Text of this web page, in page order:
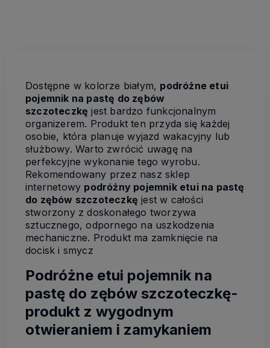
Dostępne w kolorze białym, podróżne etui
pojemnik na pastę do zębów
szczoteczkę jest bardzo funkcjonalnym
organizerem. Produkt ten przyda się każdej
osobie, która planuje wyjazd wakacyjny lub
służbowy. Warto zwrócić uwagę na
perfekcyjne wykonanie tego wyrobu.
Rekomendowany przez nasz sklep
internetowy podróżny pojemnik etui na pastę
do zębów szczoteczkę jest w całości
stworzony z doskonałego tworzywa
sztucznego, odpornego na uszkodzenia
mechaniczne. Produkt ma zamknięcie na
docisk i smycz
Podróżne etui pojemnik na
pastę do zębów szczoteczkę-
produkt z wygodnym
otwieraniem i zamykaniem